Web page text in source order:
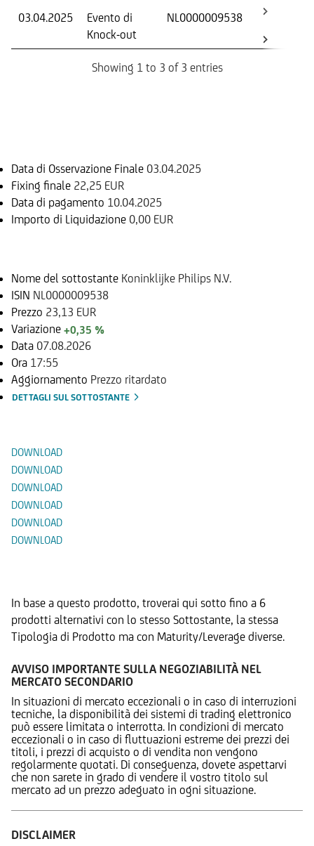
03.04.2025
Evento di
Knock-out
NL0000009538
Showing 1 to 3 of 3 entries
Data di Osservazione Finale 03.04.2025
Fixing finale 22,25 EUR
Data di pagamento 10.04.2025
Importo di Liquidazione 0,00 EUR
Nome del sottostante Koninklijke Philips N.V.
ISIN NL0000009538
Prezzo 23,13 EUR
Variazione +0,35 %
Data 07.08.2026
Ora 17:55
Aggiornamento Prezzo ritardato
DETTAGLI SUL SOTTOSTANTE
DOWNLOAD
DOWNLOAD
DOWNLOAD
DOWNLOAD
DOWNLOAD
DOWNLOAD
In base a questo prodotto, troverai qui sotto fino a 6
prodotti alternativi con lo stesso Sottostante, la stessa
Tipologia di Prodotto ma con Maturity/Leverage diverse.
AVVISO IMPORTANTE SULLA NEGOZIABILITÀ NEL
MERCATO SECONDARIO
In situazioni di mercato eccezionali o in caso di interruzioni
tecniche, la disponibilità dei sistemi di trading elettronico
può essere limitata o interrotta. In condizioni di mercato
eccezionali o in caso di fluttuazioni estreme dei prezzi dei
titoli, i prezzi di acquisto o di vendita non vengono
regolarmente quotati. Di conseguenza, dovete aspettarvi
che non sarete in grado di vendere il vostro titolo sul
mercato ad un prezzo adeguato in ogni situazione.
DISCLAIMER